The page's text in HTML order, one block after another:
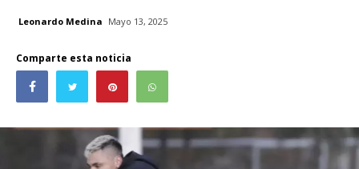
Leonardo Medina Mayo 13, 2025
Comparte esta noticia